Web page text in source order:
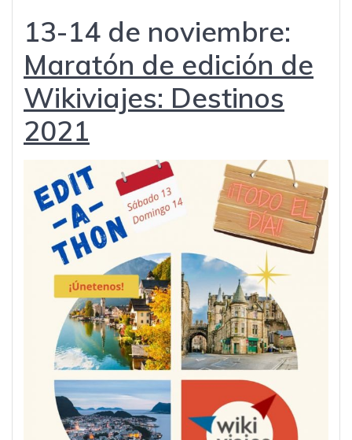
13-14 de noviembre:
Maratón de edición de
Wikiviajes: Destinos
2021